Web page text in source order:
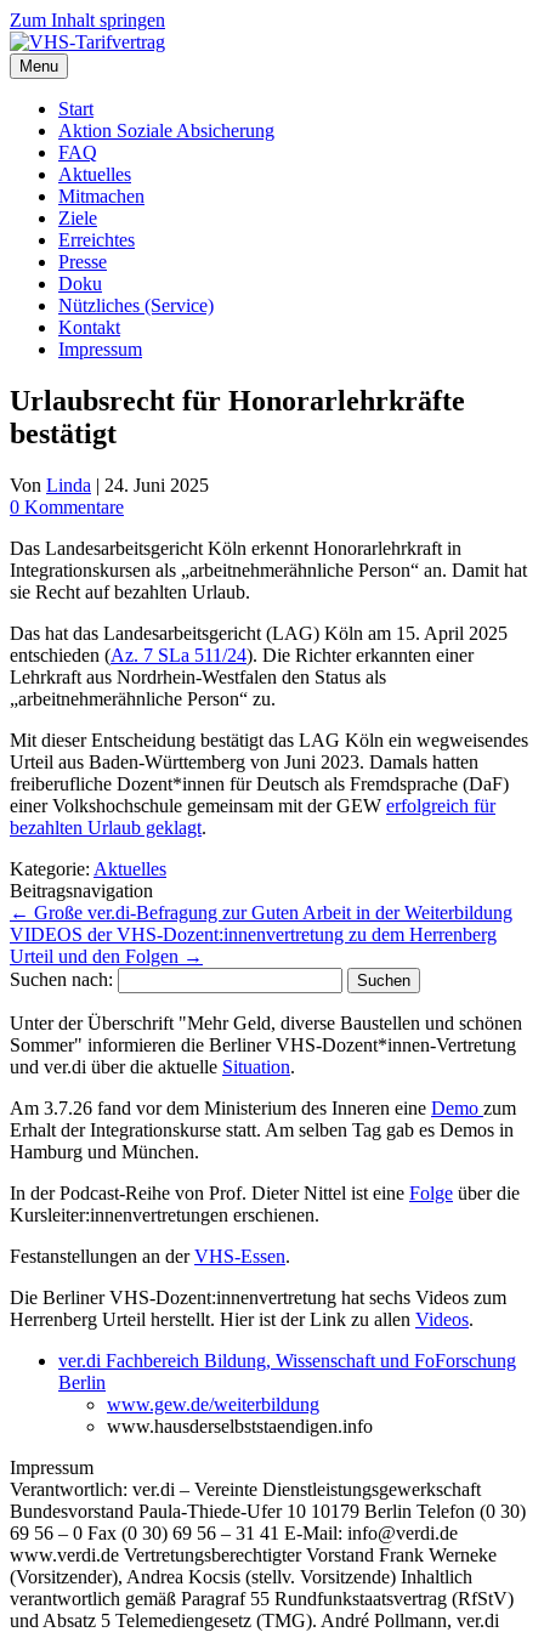
Zum Inhalt springen
Menu
Start
Aktion Soziale Absicherung
FAQ
Aktuelles
Mitmachen
Ziele
Erreichtes
Presse
Doku
Nützliches (Service)
Kontakt
Impressum
Urlaubsrecht für Honorarlehrkräfte
bestätigt
Von Linda | 24. Juni 2025
0 Kommentare
Das Landesarbeitsgericht Köln erkennt Honorarlehrkraft in
Integrationskursen als „arbeitnehmerähnliche Person“ an. Damit hat
sie Recht auf bezahlten Urlaub.
Das hat das Landesarbeitsgericht (LAG) Köln am 15. April 2025
entschieden (Az. 7 SLa 511/24). Die Richter erkannten einer
Lehrkraft aus Nordrhein-Westfalen den Status als
„arbeitnehmerähnliche Person“ zu.
Mit dieser Entscheidung bestätigt das LAG Köln ein wegweisendes
Urteil aus Baden-Württemberg von Juni 2023. Damals hatten
freiberufliche Dozent*innen für Deutsch als Fremdsprache (DaF)
einer Volkshochschule gemeinsam mit der GEW erfolgreich für
bezahlten Urlaub geklagt.
Kategorie: Aktuelles
Beitragsnavigation
← Große ver.di-Befragung zur Guten Arbeit in der Weiterbildung
VIDEOS der VHS-Dozent:innenvertretung zu dem Herrenberg
Urteil und den Folgen →
Suchen nach:
Unter der Überschrift "Mehr Geld, diverse Baustellen und schönen
Sommer" informieren die Berliner VHS-Dozent*innen-Vertretung
und ver.di über die aktuelle Situation.
Am 3.7.26 fand vor dem Ministerium des Inneren eine Demo zum
Erhalt der Integrationskurse statt. Am selben Tag gab es Demos in
Hamburg und München.
In der Podcast-Reihe von Prof. Dieter Nittel ist eine Folge über die
Kursleiter:innenvertretungen erschienen.
Festanstellungen an derVHS-Essen.
Die Berliner VHS-Dozent:innenvertretung hat sechs Videos zum
Herrenberg Urteil herstellt. Hier ist der Link zu allen Videos.
ver.di Fachbereich Bildung, Wissenschaft und FoForschung
Berlin
www.gew.de/weiterbildung
www.hausderselbststaendigen.info
Impressum
Verantwortlich: ver.di – Vereinte Dienstleistungsgewerkschaft
Bundesvorstand Paula-Thiede-Ufer 10 10179 Berlin Telefon (0 30)
69 56 – 0 Fax (0 30) 69 56 – 31 41 E-Mail: info@verdi.de
www.verdi.de Vertretungsberechtigter Vorstand Frank Werneke
(Vorsitzender), Andrea Kocsis (stellv. Vorsitzende) Inhaltlich
verantwortlich gemäß Paragraf 55 Rundfunkstaatsvertrag (RfStV)
und Absatz 5 Telemediengesetz (TMG). André Pollmann, ver.di